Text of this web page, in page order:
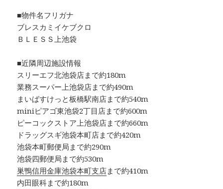
■物件名フリガナ
ブレスカミイケブクロ
ＢＬＥＳＳ上池袋
■近隣周辺施設情報
スリーエフ北池袋店まで約180m
業務スーパー上池袋店まで約490m
まいばすけっと板橋駅南店まで約540m
miniピアゴ東池袋2丁目店まで約600m
ピーコックストア上池袋店まで約660m
ドラッグスギ池袋本町店まで約420m
池袋本町郵便局まで約290m
池袋四郵便局まで約530m
巣鴨信用金庫池袋本町支店まで約410m
内田眼科まで約180m